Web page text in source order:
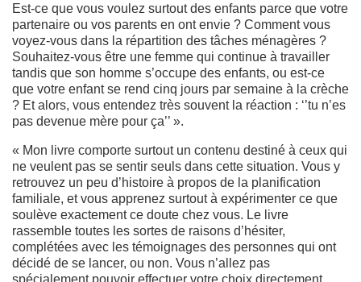
Est-ce que vous voulez surtout des enfants parce que votre
partenaire ou vos parents en ont envie ? Comment vous
voyez-vous dans la répartition des tâches ménagères ?
Souhaitez-vous être une femme qui continue à travailler
tandis que son homme s’occupe des enfants, ou est-ce
que votre enfant se rend cinq jours par semaine à la crèche
? Et alors, vous entendez très souvent la réaction : ‘’tu n’es
pas devenue mère pour ça’’ ».
« Mon livre comporte surtout un contenu destiné à ceux qui
ne veulent pas se sentir seuls dans cette situation. Vous y
retrouvez un peu d’histoire à propos de la planification
familiale, et vous apprenez surtout à expérimenter ce que
soulève exactement ce doute chez vous. Le livre
rassemble toutes les sortes de raisons d’hésiter,
complétées avec les témoignages des personnes qui ont
décidé de se lancer, ou non. Vous n’allez pas
spécialement pouvoir effectuer votre choix directement